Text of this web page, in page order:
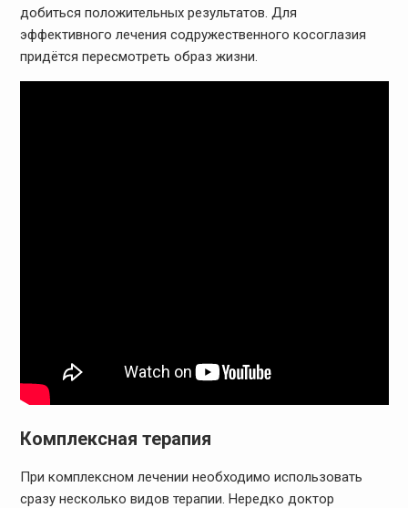
добиться положительных результатов. Для
эффективного лечения содружественного косоглазия
придётся пересмотреть образ жизни.
Комплексная терапия
При комплексном лечении необходимо использовать
сразу несколько видов терапии. Нередко доктор